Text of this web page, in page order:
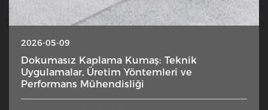
2026-05-09
Dokumasız Kaplama Kumaş: Teknik
Uygulamalar, Üretim Yöntemleri ve
Performans Mühendisliği